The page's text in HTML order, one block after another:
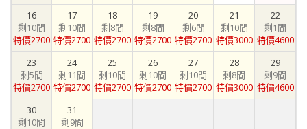
16
剩10間
特價2700
17
剩10間
特價2700
18
剩8間
特價2700
19
剩8間
特價2700
20
剩6間
特價2700
21
剩10間
特價3000
22
剩1間
特價4600
23
剩5間
特價2700
24
剩11間
特價2700
25
剩10間
特價2700
26
剩10間
特價2700
27
剩10間
特價2700
28
剩8間
特價3000
29
剩9間
特價4600
30
剩10間
31
剩9間